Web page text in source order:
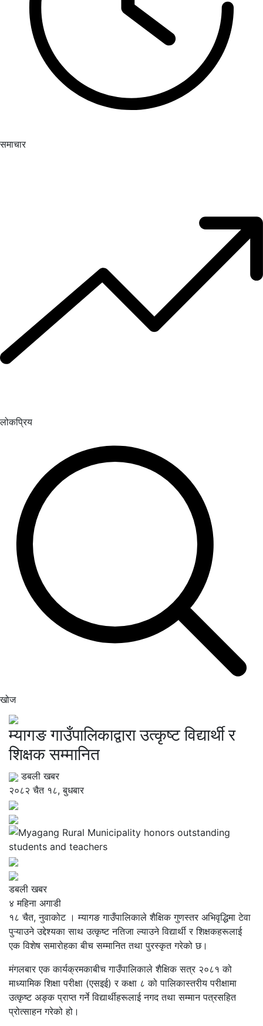
समाचार
लोकप्रिय
खोज
म्यागङ गाउँपालिकाद्वारा उत्कृष्ट विद्यार्थी र
शिक्षक सम्मानित
डबली खबर
२०८२ चैत १८, बुधबार
डबली खबर
४ महिना अगाडी
१८ चैत, नुवाकोट । म्यागङ गाउँपालिकाले शैक्षिक गुणस्तर अभिवृद्धिमा टेवा
पुऱ्याउने उद्देश्यका साथ उत्कृष्ट नतिजा ल्याउने विद्यार्थी र शिक्षकहरूलाई
एक विशेष समारोहका बीच सम्मानित तथा पुरस्कृत गरेको छ।
मंगलबार एक कार्यक्रमकाबीच गाउँपालिकाले शैक्षिक सत्र २०८१ को
माध्यामिक शिक्षा परीक्षा (एसइई) र कक्षा ८ को पालिकास्तरीय परीक्षामा
उत्कृष्ट अङ्क प्राप्त गर्ने विद्यार्थीहरूलाई नगद तथा सम्मान पत्रसहित
प्रोत्साहन गरेको हो।